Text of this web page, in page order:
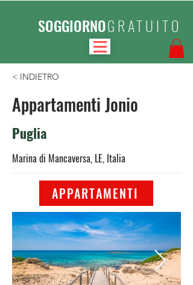
SOGGIORNOGRATUITO
< INDIETRO
Appartamenti Jonio
Puglia
Marina di Mancaversa, LE, Italia
APPARTAMENTI